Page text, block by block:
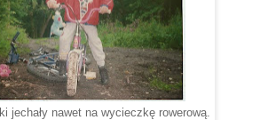
jechały nawet na wycieczkę rowerową.